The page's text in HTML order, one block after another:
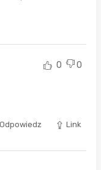
0 0
Odpowiedz Link